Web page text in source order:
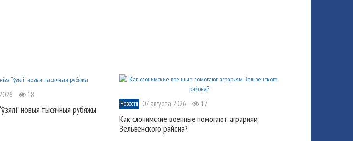
18
новыя тысячныя рубяжы
Новости 07 августа 2026 17
Как слонимские военные помогают аграриям
Зельвенского района?